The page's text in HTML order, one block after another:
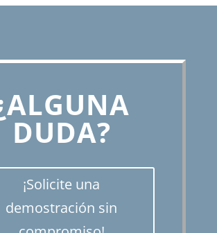
DUDA?
¡Solicite una
demostración sin